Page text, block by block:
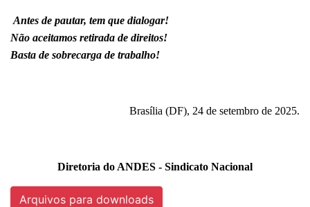
Antes de pautar, tem que dialogar!
Não aceitamos retirada de direitos!
Basta de sobrecarga de trabalho!
Brasília (DF), 24 de setembro de 2025.
Diretoria do ANDES - Sindicato Nacional
Arquivos para downloads